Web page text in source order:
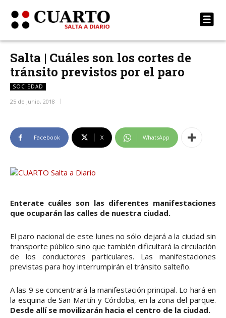
Salta | Cuáles son los cortes de
tránsito previstos por el paro
SOCIEDAD
25 de junio, 2018
Facebook X WhatsApp
Enterate cuáles son las diferentes manifestaciones
que ocuparán las calles de nuestra ciudad.
El paro nacional de este lunes no sólo dejará a la ciudad sin
transporte público sino que también dificultará la circulación
de los conductores particulares. Las manifestaciones
previstas para hoy interrumpirán el tránsito salteño.
A las 9 se concentrará la manifestación principal. Lo hará en
la esquina de San Martín y Córdoba, en la zona del parque.
Desde allí se movilizarán hacia el centro de la ciudad.